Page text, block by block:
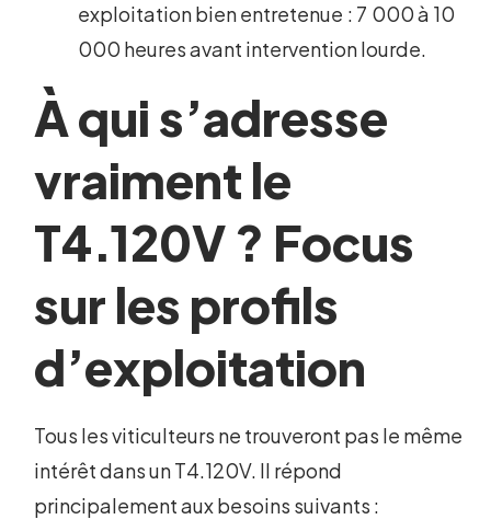
exploitation bien entretenue : 7 000 à 10
000 heures avant intervention lourde.
À qui s’adresse
vraiment le
T4.120V ? Focus
sur les profils
d’exploitation
Tous les viticulteurs ne trouveront pas le même
intérêt dans un T4.120V. Il répond
principalement aux besoins suivants :